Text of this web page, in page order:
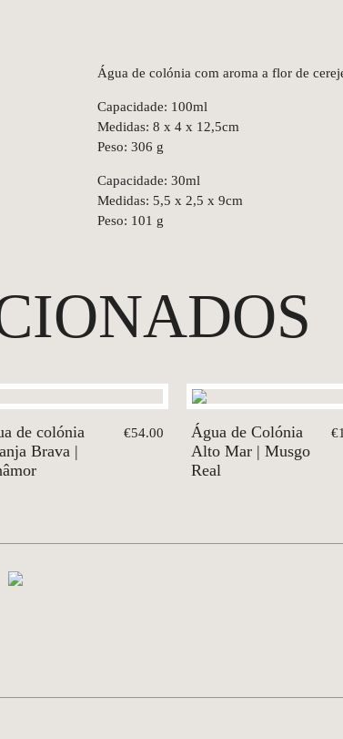
Água de colónia com aroma a flor de
Capacidade: 100ml
Medidas: 8 x 4 x 12,5cm
Peso: 306 g
Capacidade: 30ml
Medidas: 5,5 x 2,5 x 9cm
Peso: 101 g
de colónia
Brava |
€54.00
Água de Colónia
Alto Mar | Musgo
Real